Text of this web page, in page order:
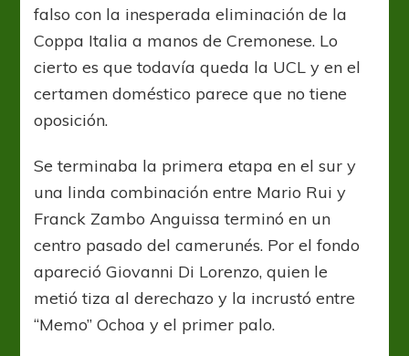
falso con la inesperada eliminación de la
Coppa Italia a manos de Cremonese. Lo
cierto es que todavía queda la UCL y en el
certamen doméstico parece que no tiene
oposición.
Se terminaba la primera etapa en el sur y
una linda combinación entre Mario Rui y
Franck Zambo Anguissa terminó en un
centro pasado del camerunés. Por el fondo
apareció Giovanni Di Lorenzo, quien le
metió tiza al derechazo y la incrustó entre
“Memo” Ochoa y el primer palo.